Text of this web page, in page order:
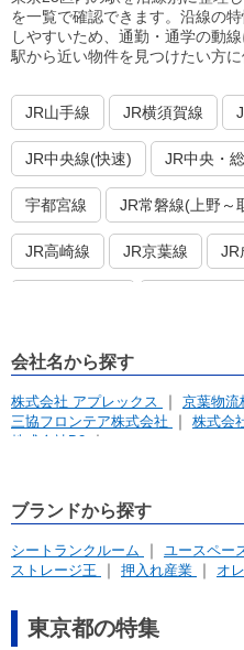
を一覧で確認できます。沿線の
しやすいため、通勤・通学の動
駅から近い物件を見つけたい方に
JR山手線 JR横須賀線
JR中央線(快速) JR中央・
宇都宮線 JR常磐線(上野～
JR高崎線 JR京葉線 JR
西武有楽町線 西武豊島線
京成押上線 京成金町線
東急目黒線 東急田園都市線
東急池上線 東急多摩川線
京急空港線 東京メトロ銀座
会社名から探す
株式会社 アプレックス 京葉物流
三協フロンテア株式会社
株式会
株式会社D2
株式会社クリエイト総研 ブルー
株式会社 メイクリーン
サンユーエステート株式会社
株
株式会社キクチ
株式会社キュラ
株式会社フジハシ
株式会社イン
ルート株式会社
東急ライフィア
リアルテックス マルヤマエンジニ
イナバクリエイト株式会社
ブランドから探す
シートランクルーム ユースペー
ストレージ王
押入れ産業 オ
東京都の特集